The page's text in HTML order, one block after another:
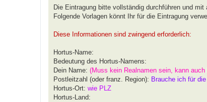
Die Eintragung bitte vollständig durchführen und mit
Folgende Vorlagen könnt Ihr für die Eintragung
Diese Informationen sind zwingend erforderlich:
Hortus-Name:
Bedeutung des Hortus-Namens:
Dein Name: (Muss kein Realnamen sein, kann
Postleitzahl (oder franz. Region): Brauche ich für
Hortus-Ort: wie PLZ
Hortus-Land: